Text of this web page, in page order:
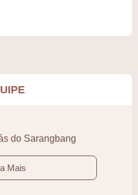
do Sarangbang
Mais